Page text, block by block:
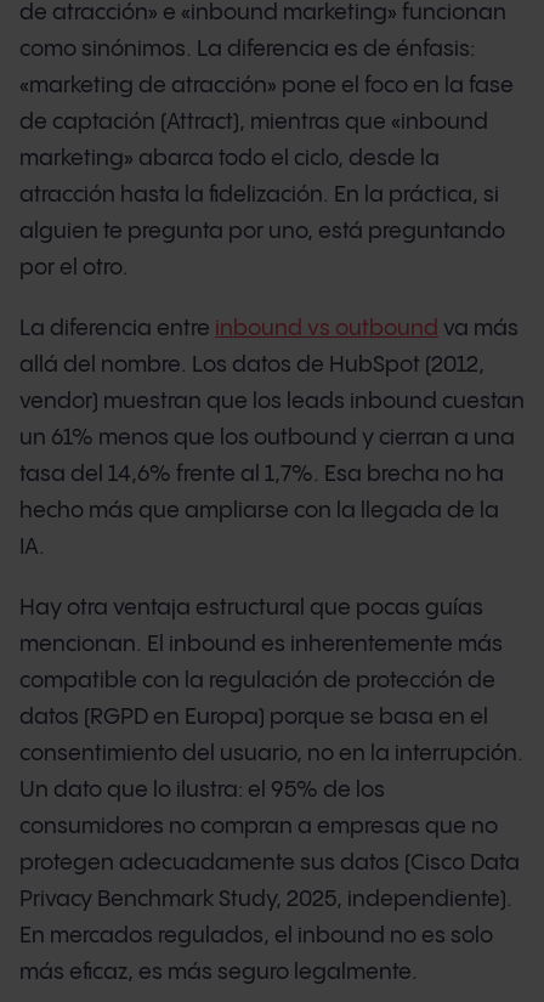
de atracción» e «inbound marketing» funcionan
como sinónimos. La diferencia es de énfasis:
«marketing de atracción» pone el foco en la fase
de captación (Attract), mientras que «inbound
marketing» abarca todo el ciclo, desde la
atracción hasta la fidelización. En la práctica, si
alguien te pregunta por uno, está preguntando
por el otro.
La diferencia entre inbound vs outbound va más
allá del nombre. Los datos de HubSpot (2012,
vendor) muestran que los leads inbound cuestan
un 61% menos que los outbound y cierran a una
tasa del 14,6% frente al 1,7%. Esa brecha no ha
hecho más que ampliarse con la llegada de la
IA.
Hay otra ventaja estructural que pocas guías
mencionan. El inbound es inherentemente más
compatible con la regulación de protección de
datos (RGPD en Europa) porque se basa en el
consentimiento del usuario, no en la interrupción.
Un dato que lo ilustra: el 95% de los
consumidores no compran a empresas que no
protegen adecuadamente sus datos (Cisco Data
Privacy Benchmark Study, 2025, independiente).
En mercados regulados, el inbound no es solo
más eficaz, es más seguro legalmente.